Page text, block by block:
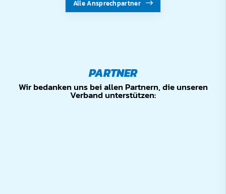
Alle Ansprechpartner
PARTNER
Wir bedanken uns bei allen Partnern, die unseren
Verband unterstützen: